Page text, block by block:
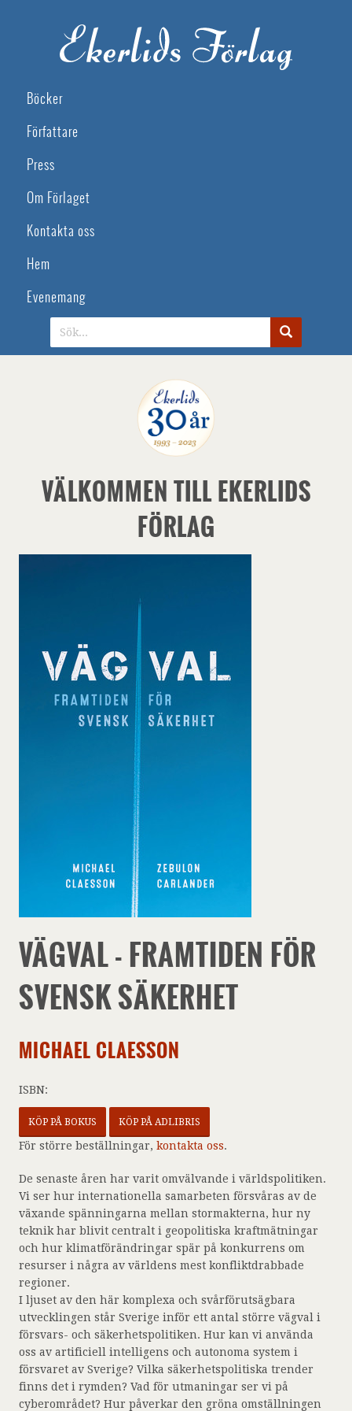
Böcker
Författare
Press
Om Förlaget
Kontakta oss
Hem
Evenemang
VÄLKOMMEN TILL EKERLIDS
FÖRLAG
VÄGVAL - FRAMTIDEN FÖR
SVENSK SÄKERHET
MICHAEL CLAESSON
ISBN:
KÖP PÅ BOKUS KÖP PÅ ADLIBRIS
För större beställningar, kontakta oss.
De senaste åren har varit omvälvande i världspolitiken.
Vi ser hur internationella samarbeten försvåras av de
växande spänningarna mellan stormakterna, hur ny
teknik har blivit centralt i geopolitiska kraftmätningar
och hur klimatförändringar spär på konkurrens om
resurser i några av världens mest konfliktdrabbade
regioner.
I ljuset av den här komplexa och svårförutsägbara
utvecklingen står Sverige inför ett antal större vägval i
försvars- och säkerhetspolitiken. Hur kan vi använda
oss av artificiell intelligens och autonoma system i
försvaret av Sverige? Vilka säkerhetspolitiska trender
finns det i rymden? Vad för utmaningar ser vi på
cyberområdet? Hur påverkar den gröna omställningen